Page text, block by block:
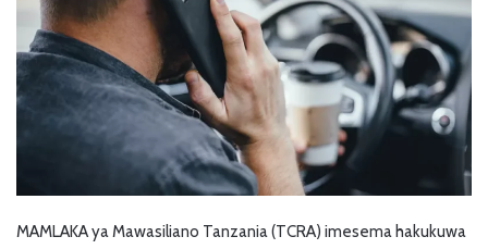
MAMLAKA ya Mawasiliano Tanzania (TCRA) imesema hakukuwa